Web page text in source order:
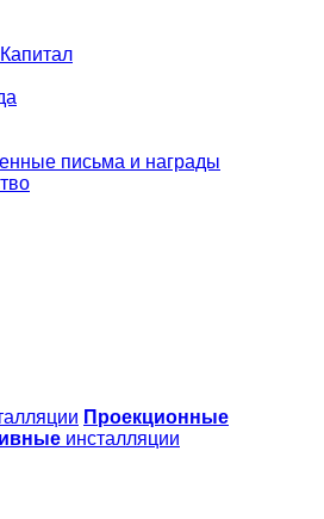
письма и награды
Проекционные
инсталляции